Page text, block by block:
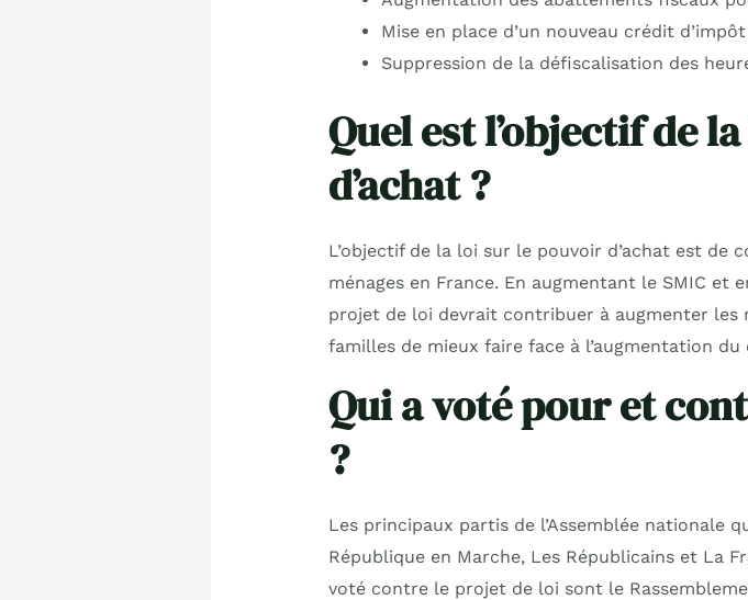
Mise en place d’un nouveau crédit
Suppression de la défiscalisation des
Quel est l’objectif de
d’achat ?
L’objectif de la loi sur le pouvoir d’achat est de
ménages en France. En augmentant le SMIC et
projet de loi devrait contribuer à augmenter les
familles de mieux faire face à l’augmentation du
Qui a voté pour et
?
Les principaux partis de l’Assemblée nationale
République en Marche, Les Républicains et La
voté contre le projet de loi sont le